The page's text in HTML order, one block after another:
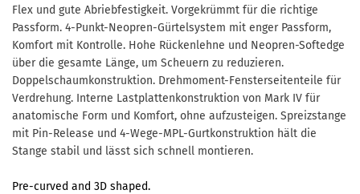
Flex und gute Abriebfestigkeit. Vorgekrümmt für die richtige
Passform. 4-Punkt-Neopren-Gürtelsystem mit enger Passform,
Komfort mit Kontrolle. Hohe Rückenlehne und Neopren-Softedge
über die gesamte Länge, um Scheuern zu reduzieren.
Doppelschaumkonstruktion. Drehmoment-Fensterseitenteile für
Verdrehung. Interne Lastplattenkonstruktion von Mark IV für
anatomische Form und Komfort, ohne aufzusteigen. Spreizstange
mit Pin-Release und 4-Wege-MPL-Gurtkonstruktion hält die
Stange stabil und lässt sich schnell montieren.
Pre-curved and 3D shaped.